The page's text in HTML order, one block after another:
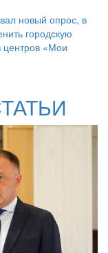
новый опрос, в
городскую
центров «Мои